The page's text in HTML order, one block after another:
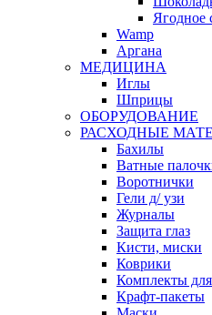
Ягодное
Wamp
Аргана
МЕДИЦИНА
Иглы
Шприцы
ОБОРУДОВАНИЕ
РАСХОДНЫЕ
Бахилы
Ватные
Воротнички
Гели д/ узи
Журналы
Защита глаз
Кисти, миски
Коврики
Комплекты
Крафт-пакеты